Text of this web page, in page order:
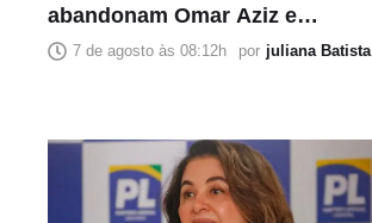
abandonam Omar Aziz e
declaram apoio a Roberto
7 de agosto às 08:12h por juliana Batista